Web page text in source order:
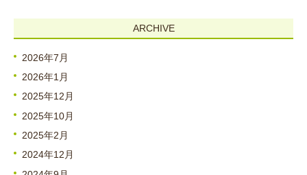
ARCHIVE
2026年7月
2026年1月
2025年12月
2025年10月
2025年2月
2024年12月